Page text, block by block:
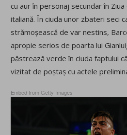
cu aur în personaj secundar în
italiană. În ciuda unor zbateri seci
strămoșească de var nestins,
apropie serios de poarta lui
păstrează verde în ciuda faptului
vizitat de poștaș cu actele
Embed from Getty Images